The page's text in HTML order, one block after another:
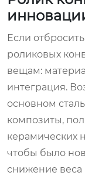
Если
роликовых
вещам:
интеграция.
основном
композиты,
керамических
чтобы было
снижение веса